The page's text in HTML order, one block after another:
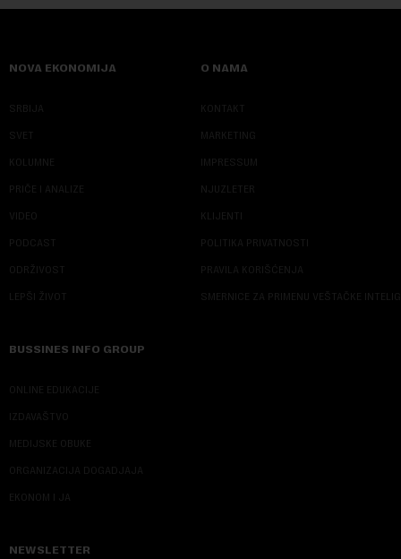
NOVA EKONOMIJA
SRBIJA
SVET
KOLUMNE
PRIČE I ANALIZE
VIDEO
PODCAST
ODRŽIVOST
LEPŠI ŽIVOT
O NAMA
KONTAKT
MARKETING
IMPRESSUM
NJUZLETER
KLIJENTI
POLITIKA PRIVATNOSTI
PRAVILA KORIŠĆENJA
SMERNICE ZA PRIMENU VEŠTAČKE
BUSSINES INFO GROUP
ONLINE EDUKACIJE
IZDAVAŠTVO
MEDIJSKE OBUKE
ORGANIZACIJA DOGADJAJA
EKONOM I JA
NEWSLETTER